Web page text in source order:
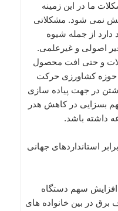
ما در این زمینه
نمی شود. مشکلاتی
دارد از جمله شیوه
اصولی و غیرعلمی.
و حتی افت محصول
حوزه کشاورزی حرکت
در جهت پیاده سازی
بسزایی در کاهش هدر
داشته باشد.
استانداردهای جهانی
افزایش سهم دستگاه
در بین خانواده های